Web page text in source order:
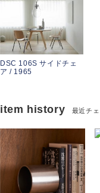
DSC 106S サイドチェ
ア / 1965
item history 最近チ